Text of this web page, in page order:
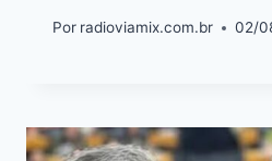
Por radioviamix.com.br 02/